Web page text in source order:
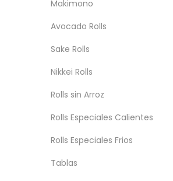
Makimono
Avocado Rolls
Sake Rolls
Nikkei Rolls
Rolls sin Arroz
Rolls Especiales Calientes
Rolls Especiales Frios
Tablas